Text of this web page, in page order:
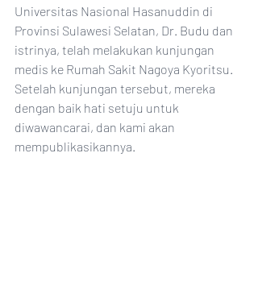
Universitas Nasional Hasanuddin di
Provinsi Sulawesi Selatan, Dr. Budu dan
istrinya, telah melakukan kunjungan
medis ke Rumah Sakit Nagoya Kyoritsu.
Setelah kunjungan tersebut, mereka
dengan baik hati setuju untuk
diwawancarai, dan kami akan
mempublikasikannya.